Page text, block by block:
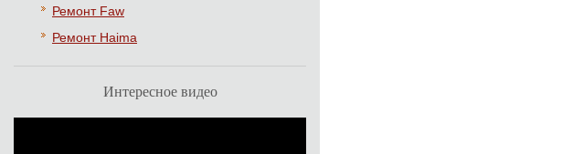
Ремонт Faw
Ремонт Haima
Интересное видео